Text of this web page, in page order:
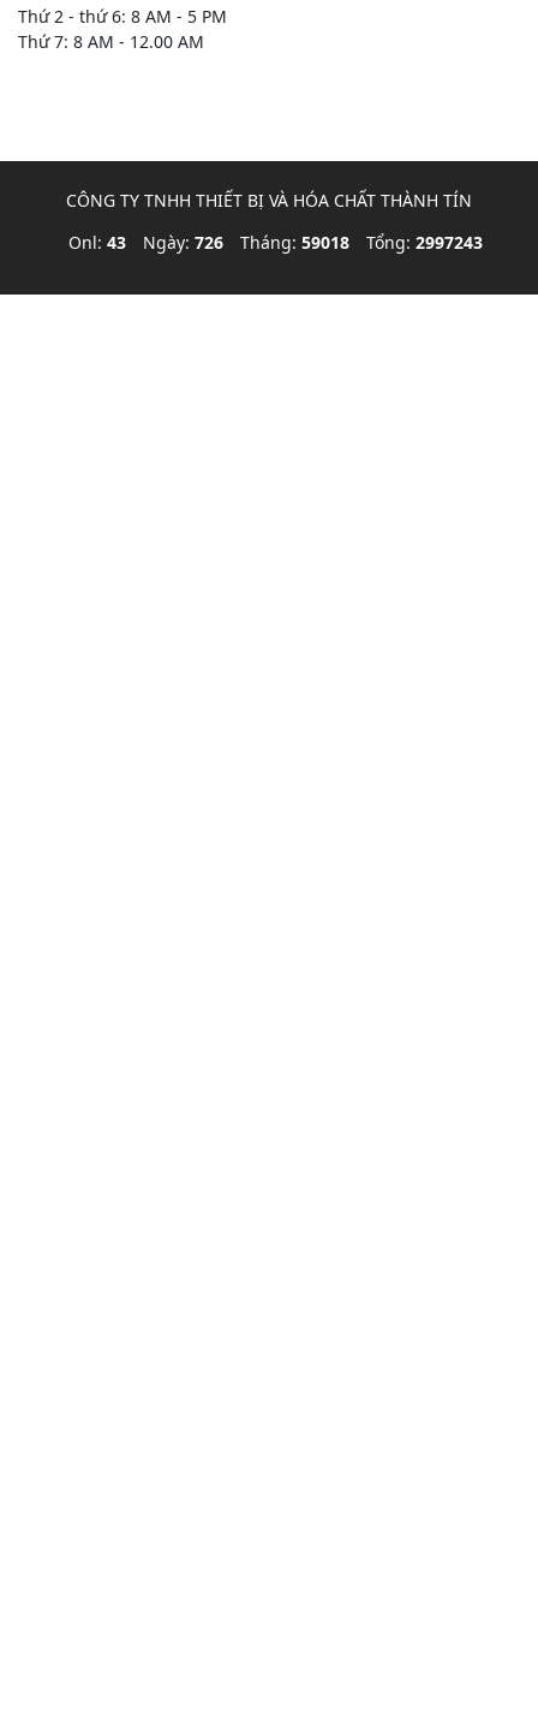
Thứ 2 - thứ 6: 8 AM - 5 PM
Thứ 7: 8 AM - 12.00 AM
CÔNG TY TNHH THIẾT BỊ VÀ HÓA CHẤT THÀNH TÍN
Onl: 43 Ngày: 726 Tháng: 59018 Tổng: 2997243